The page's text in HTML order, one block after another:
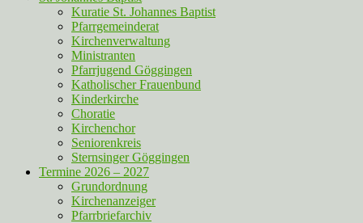
Kuratie St. Johannes Baptist
Pfarrgemeinderat
Kirchenverwaltung
Ministranten
Pfarrjugend Göggingen
Katholischer Frauenbund
Kinderkirche
Choratie
Kirchenchor
Seniorenkreis
Sternsinger Göggingen
Termine 2026 – 2027
Grundordnung
Kirchenanzeiger
Pfarrbriefarchiv